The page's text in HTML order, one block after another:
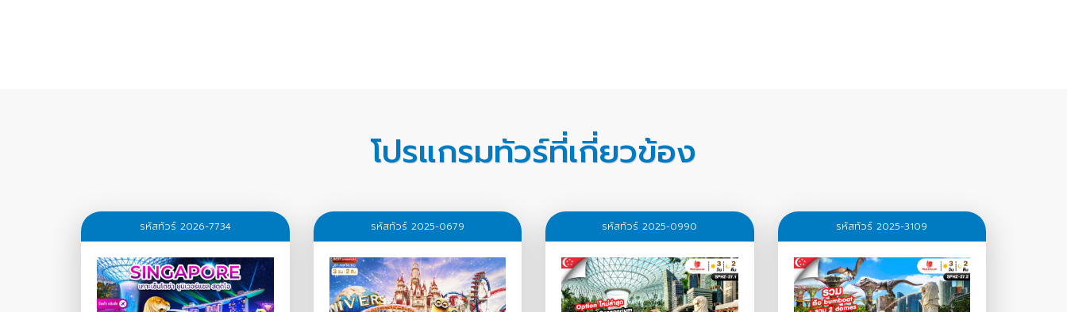
โปรแกรมทัวร์ที่เกี่ยวข้อง
รหัสทัวร์ 2026-7734 รหัสทัวร์ 2025-0679 รหัสทัวร์ 2025-0990 รหัสทัวร์ 2025-3109